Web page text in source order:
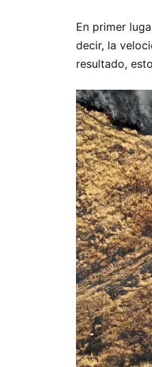
En primer
decir, la
resultado,